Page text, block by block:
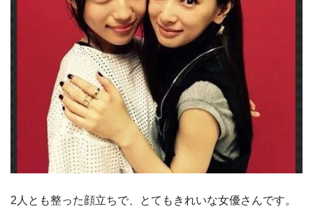
2人とも整った顔立ちで、とてもきれいな女優さんです。